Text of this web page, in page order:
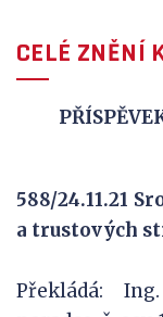
CELÉ ZNĚNÍ
588/24.11.21
a trustových
Překládá: